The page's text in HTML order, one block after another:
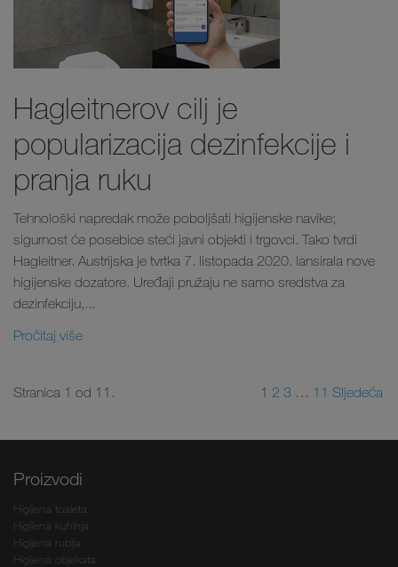
Hagleitnerov cilj je
popularizacija dezinfekcije i
pranja ruku
Tehnološki napredak može poboljšati higijenske navike;
sigurnost će posebice steći javni objekti i trgovci. Tako tvrdi
Hagleitner. Austrijska je tvrtka 7. listopada 2020. lansirala nove
higijenske dozatore. Uređaji pružaju ne samo sredstva za
dezinfekciju,...
Pročitaj više
Stranica 1 od 11. 1 2 3 … 11 Sljedeća
Proizvodi
Higijena toaleta
Higijena kuhinja
Higijena rublja
Higijena objekata